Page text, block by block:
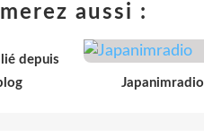
aussi :
depuis
Japanimradio